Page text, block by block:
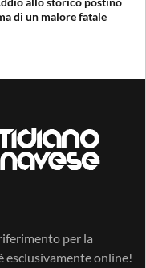
di un malore fatale
per la
esclusivamente online!